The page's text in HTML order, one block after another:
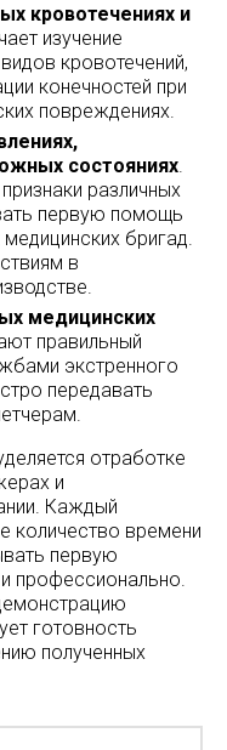
кровотечениях и
изучение
кровотечений,
конечностей при
повреждениях.
состояниях
различных
первую помощь
бригад.
в
медицинских
правильный
экстренного
передавать
отработке
и
Каждый
количество времени
первую
профессионально.
готовность
полученных